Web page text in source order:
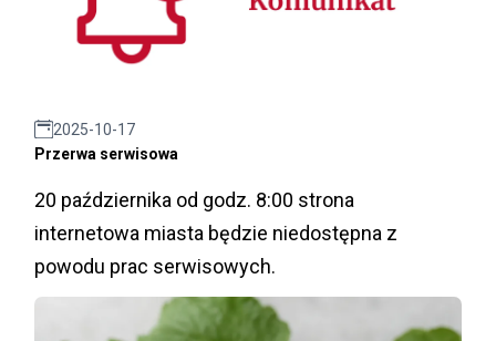
2025-10-17
Przerwa serwisowa
20 października od godz. 8:00 strona
internetowa miasta będzie niedostępna z
powodu prac serwisowych.